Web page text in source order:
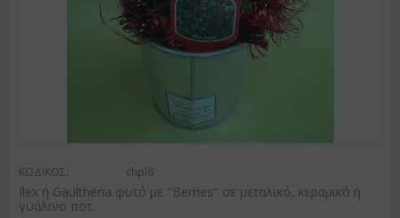
ΚΩΔΙΚΟΣ: chpl6
Ilex ή Gaultheria φυτό με "Berries" σε μεταλικό, κεραμικό ή
γυάλινο ποτ.